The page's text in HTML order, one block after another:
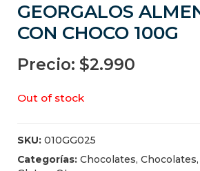
GEORGALOS
CON CHOCO 100G
Precio: $2.990
Out of stock
SKU: 010GG025
Categorías: Chocolates, Chocolates,